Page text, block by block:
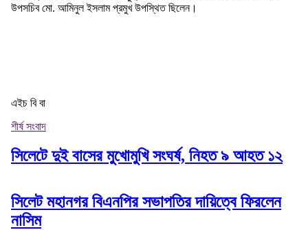
উপসচিব মো. আমিনুল ইসলাম প্রমুখ উপস্থিত ছিলেন।
এইচ বি বা
শীর্ষ সংবাদ
সিলেটে দুই বাসের মুখোমুখি সংঘর্ষ, নিহত ৯ আহত ১২
সিলেট মহানগর বিএনপির সভাপতির দায়িত্বে ফিরলেন
নাসিম